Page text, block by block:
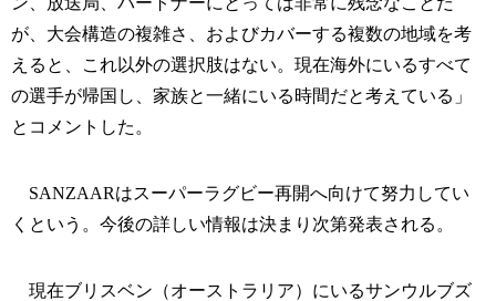
が、大会構造の複雑さ、およびカバーする複数の地域を考
えると、これ以外の選択肢はない。現在海外にいるすべて
の選手が帰国し、家族と一緒にいる時間だと考えている」
とコメントした。
SANZAARはスーパーラグビー再開へ向けて努力してい
くという。今後の詳しい情報は決まり次第発表される。
現在ブリスベン（オーストラリア）にいるサンウルブズ